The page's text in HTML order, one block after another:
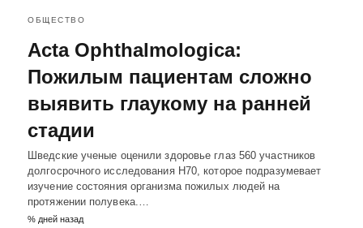
ОБЩЕСТВО
Acta Ophthalmologica:
Пожилым пациентам сложно
выявить глаукому на ранней
стадии
Шведские ученые оценили здоровье глаз 560 участников
долгосрочного исследования Н70, которое подразумевает
изучение состояния организма пожилых людей на
протяжении полувека.…
% дней назад